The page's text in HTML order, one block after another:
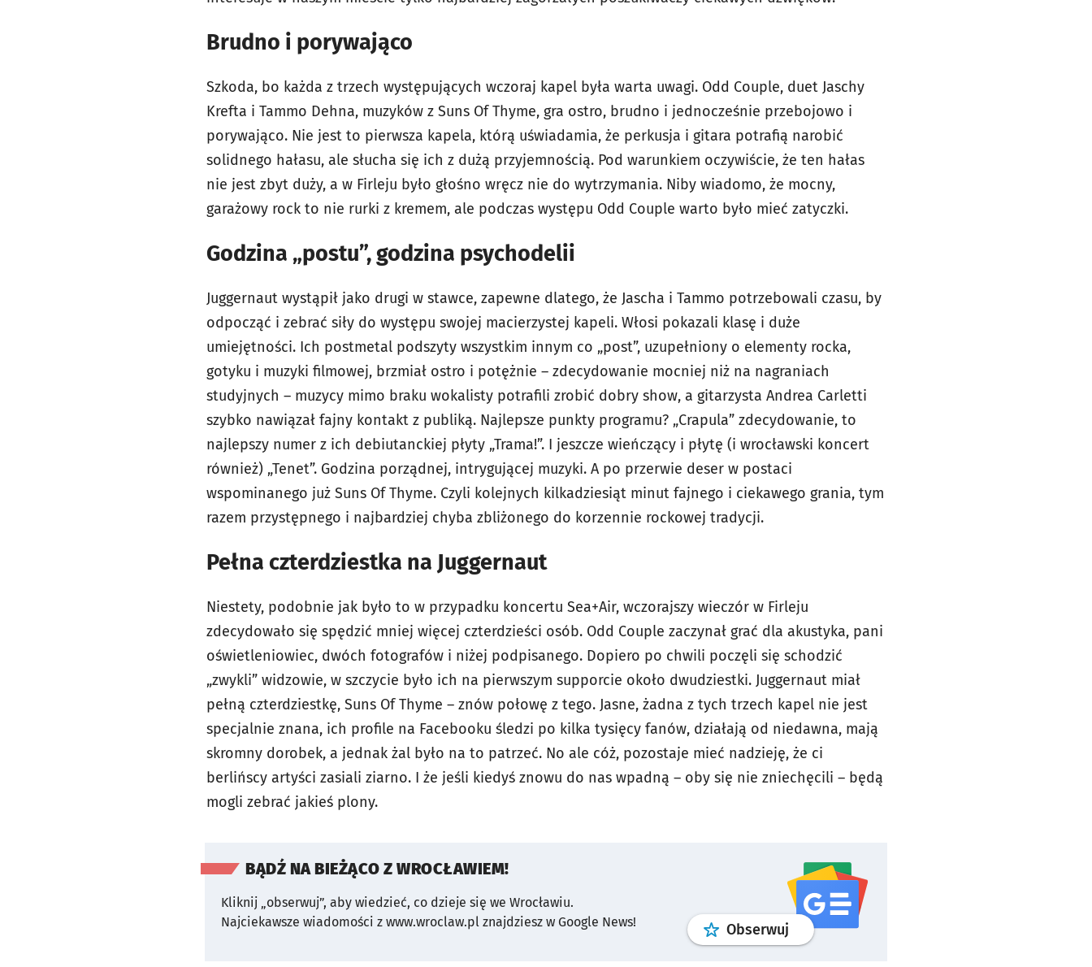
Brudno i porywająco
Szkoda, bo każda z trzech występujących wczoraj kapel była warta uwagi. Odd Couple, duet Jaschy
Krefta i Tammo Dehna, muzyków z Suns Of Thyme, gra ostro, brudno i jednocześnie przebojowo i
porywająco. Nie jest to pierwsza kapela, którą uświadamia, że perkusja i gitara potrafią narobić
solidnego hałasu, ale słucha się ich z dużą przyjemnością. Pod warunkiem oczywiście, że ten hałas
nie jest zbyt duży, a w Firleju było głośno wręcz nie do wytrzymania. Niby wiadomo, że mocny,
garażowy rock to nie rurki z kremem, ale podczas występu Odd Couple warto było mieć zatyczki.
Godzina „postu”, godzina psychodelii
Juggernaut wystąpił jako drugi w stawce, zapewne dlatego, że Jascha i Tammo potrzebowali czasu, by
odpocząć i zebrać siły do występu swojej macierzystej kapeli. Włosi pokazali klasę i duże
umiejętności. Ich postmetal podszyty wszystkim innym co „post”, uzupełniony o elementy rocka,
gotyku i muzyki filmowej, brzmiał ostro i potężnie – zdecydowanie mocniej niż na nagraniach
studyjnych – muzycy mimo braku wokalisty potrafili zrobić dobry show, a gitarzysta Andrea Carletti
szybko nawiązał fajny kontakt z publiką. Najlepsze punkty programu? „Crapula” zdecydowanie, to
najlepszy numer z ich debiutanckiej płyty „Trama!”. I jeszcze wieńczący i płytę (i wrocławski koncert
również) „Tenet”. Godzina porządnej, intrygującej muzyki. A po przerwie deser w postaci
wspominanego już Suns Of Thyme. Czyli kolejnych kilkadziesiąt minut fajnego i ciekawego grania, tym
razem przystępnego i najbardziej chyba zbliżonego do korzennie rockowej tradycji.
Pełna czterdziestka na Juggernaut
Niestety, podobnie jak było to w przypadku koncertu Sea+Air, wczorajszy wieczór w Firleju
zdecydowało się spędzić mniej więcej czterdzieści osób. Odd Couple zaczynał grać dla akustyka, pani
oświetleniowiec, dwóch fotografów i niżej podpisanego. Dopiero po chwili poczęli się schodzić
„zwykli” widzowie, w szczycie było ich na pierwszym supporcie około dwudziestki. Juggernaut miał
pełną czterdziestkę, Suns Of Thyme – znów połowę z tego. Jasne, żadna z tych trzech kapel nie jest
specjalnie znana, ich profile na Facebooku śledzi po kilka tysięcy fanów, działają od niedawna, mają
skromny dorobek, a jednak żal było na to patrzeć. No ale cóż, pozostaje mieć nadzieję, że ci
berlińscy artyści zasiali ziarno. I że jeśli kiedyś znowu do nas wpadną – oby się nie zniechęcili – będą
mogli zebrać jakieś plony.
BĄDŹ NA BIEŻĄCO Z WROCŁAWIEM!
Kliknij „obserwuj”, aby wiedzieć, co dzieje się we Wrocławiu.
Najciekawsze wiadomości z www.wroclaw.pl znajdziesz w Google News!
Obserwuj profilgoogle news